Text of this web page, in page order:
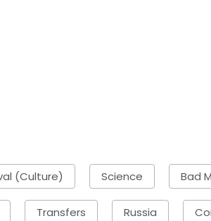
(Culture) Science Bad
Transfers Russia